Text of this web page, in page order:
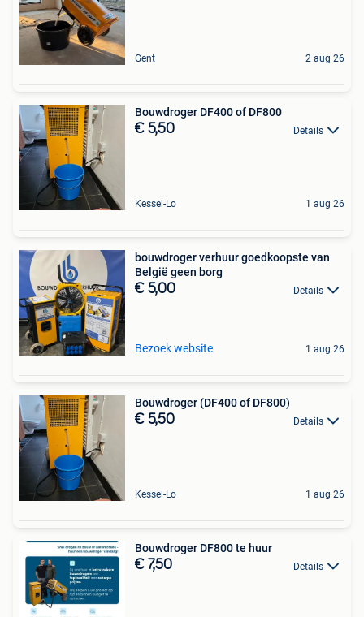
Gent 2 aug 26
Bouwdroger DF400 of DF800
€ 5,50 Details
Kessel-Lo 1 aug 26
bouwdroger verhuur goedkoopste van
België geen borg
€ 5,00 Details
Bezoek website 1 aug 26
Bouwdroger (DF400 of DF800)
€ 5,50 Details
Kessel-Lo 1 aug 26
Bouwdroger DF800 te huur
€ 7,50 Details